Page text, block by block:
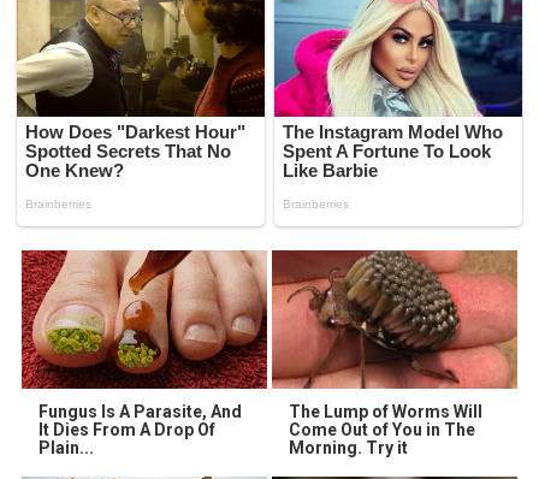
Fungus Is A Parasite, And
It Dies From A Drop Of
Plain...
The Lump of Worms Will
Come Out of You in The
Morning. Try it